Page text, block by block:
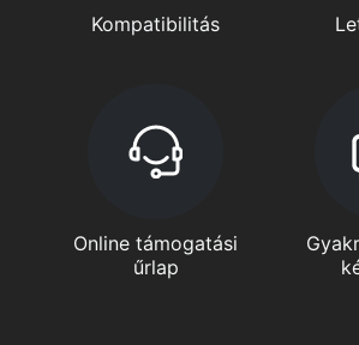
Kompatibilitás
Online támogatási
űrlap